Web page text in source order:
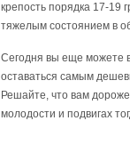
крепость порядка 17-19
тяжелым состоянием в
Сегодня вы еще можете
оставаться самым
Решайте, что вам
молодости и подвигах